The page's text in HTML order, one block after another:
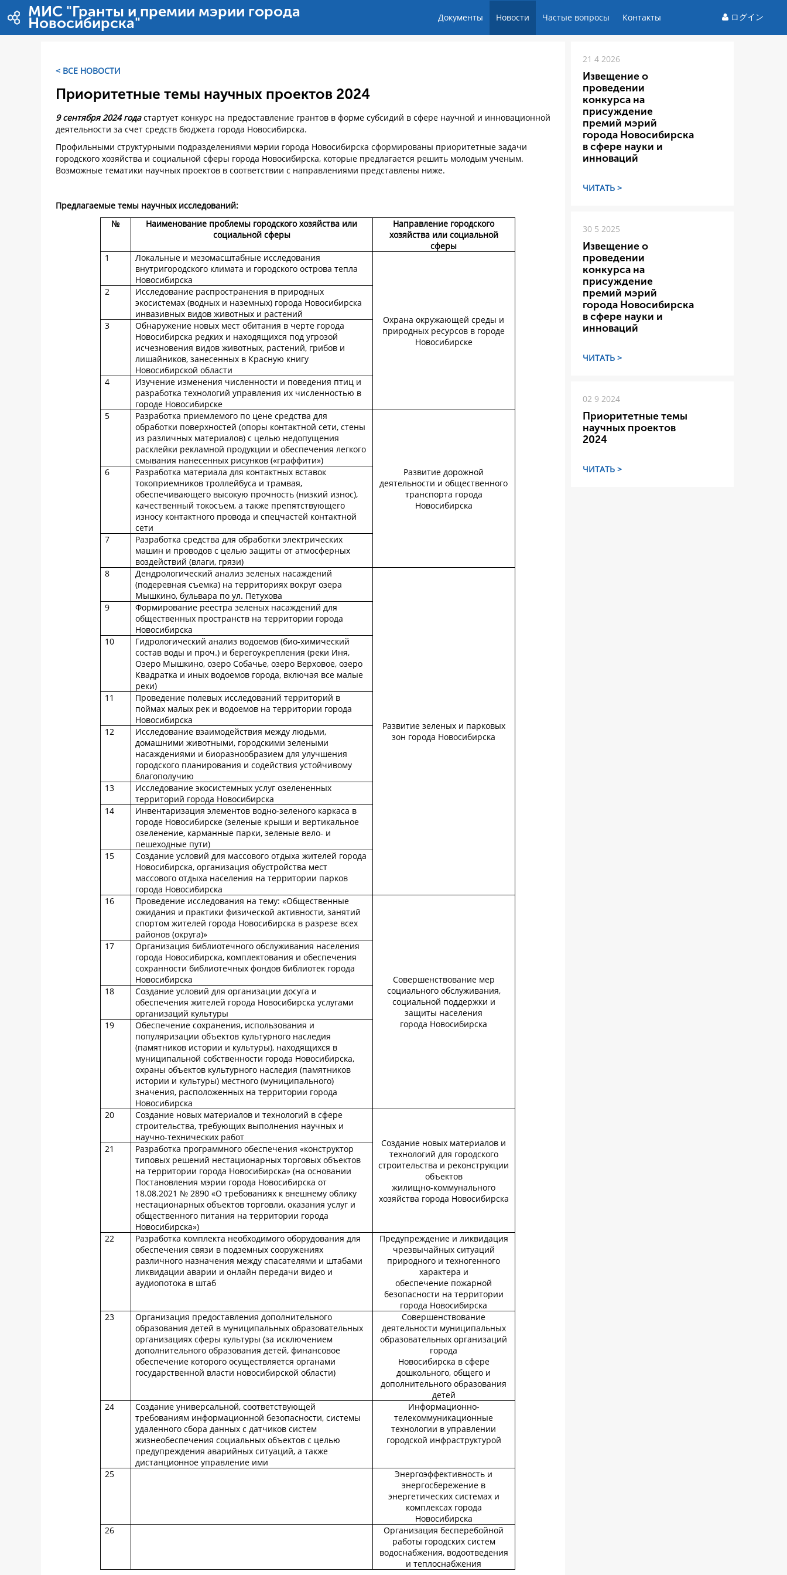
内容へスキップ
МИС "Гранты и премии мэрии города
Новосибирска" Документы Новости Частые вопросы Контакты ログイン
< ВСЕ НОВОСТИ
Приоритетные темы научных проектов 2024
9 сентября 2024 годастартует конкурс на предоставление грантов в форме субсидий в сфере научной и инновационной
деятельности за счет средств бюджета города Новосибирска.
Профильными структурными подразделениями мэрии города Новосибирска сформированы приоритетные задачи
городского хозяйства и социальной сферы города Новосибирска, которые предлагается решить молодым ученым.
Возможные тематики научных проектов в соответствии с направлениями представлены ниже.
Предлагаемые темы научных исследований:
№
Наименование проблемы городского хозяйства или
социальной сферы
Направление городского
хозяйства или социальной
сферы
1
Локальные и мезомасштабные исследования
внутригородского климата и городского острова тепла
Новосибирска
Охрана окружающей среды и
природных ресурсов в городе
Новосибирске
2
Исследование распространения в природных
экосистемах (водных и наземных) города Новосибирска
инвазивных видов животных и растений
3
Обнаружение новых мест обитания в черте города
Новосибирска редких и находящихся под угрозой
исчезновения видов животных, растений, грибов и
лишайников, занесенных в Красную книгу
Новосибирской области
4
Изучение изменения численности и поведения птиц и
разработка технологий управления их численностью в
городе Новосибирске
5
Разработка приемлемого по цене средства для
обработки поверхностей (опоры контактной сети, стены
из различных материалов) с целью недопущения
расклейки рекламной продукции и обеспечения легкого
смывания нанесенных рисунков («граффити»)
Развитие дорожной
деятельности и общественного
транспорта города
Новосибирска
6
Разработка материала для контактных вставок
токоприемников троллейбуса и трамвая,
обеспечивающего высокую прочность (низкий износ),
качественный токосъем, а также препятствующего
износу контактного провода и спецчастей контактной
сети
7
Разработка средства для обработки электрических
машин и проводов с целью защиты от атмосферных
воздействий (влаги, грязи)
8
Дендрологический анализ зеленых насаждений
(подеревная съемка) на территориях вокруг озера
Мышкино, бульвара по ул. Петухова
Развитие зеленых и парковых
зон города Новосибирска
9
Формирование реестра зеленых насаждений для
общественных пространств на территории города
Новосибирска
10
Гидрологический анализ водоемов (био-химический
состав воды и проч.) и берегоукрепления (реки Иня,
Озеро Мышкино, озеро Собачье, озеро Верховое, озеро
Квадратка и иных водоемов города, включая все малые
реки)
11
Проведение полевых исследований территорий в
поймах малых рек и водоемов на территории города
Новосибирска
12
Исследование взаимодействия между людьми,
домашними животными, городскими зелеными
насаждениями и биоразнообразием для улучшения
городского планирования и содействия устойчивому
благополучию
13
Исследование экосистемных услуг озелененных
территорий города Новосибирска
14
Инвентаризация элементов водно-зеленого каркаса в
городе Новосибирске (зеленые крыши и вертикальное
озеленение, карманные парки, зеленые вело- и
пешеходные пути)
15
Создание условий для массового отдыха жителей города
Новосибирска, организация обустройства мест
массового отдыха населения на территории парков
города Новосибирска
16
Проведение исследования на тему: «Общественные
ожидания и практики физической активности, занятий
спортом жителей города Новосибирска в разрезе всех
районов (округа)»
Совершенствование мер
социального обслуживания,
социальной поддержки и
защиты населения
города Новосибирска
17
Организация библиотечного обслуживания населения
города Новосибирска, комплектования и обеспечения
сохранности библиотечных фондов библиотек города
Новосибирска
18
Создание условий для организации досуга и
обеспечения жителей города Новосибирска услугами
организаций культуры
19
Обеспечение сохранения, использования и
популяризации объектов культурного наследия
(памятников истории и культуры), находящихся в
муниципальной собственности города Новосибирска,
охраны объектов культурного наследия (памятников
истории и культуры) местного (муниципального)
значения, расположенных на территории города
Новосибирска
20
Создание новых материалов и технологий в сфере
строительства, требующих выполнения научных и
научно-технических работ
Создание новых материалов и
технологий для городского
строительства и реконструкции
объектов
жилищно-коммунального
хозяйства города Новосибирска
21
Разработка программного обеспечения «конструктор
типовых решений нестационарных торговых объектов
на территории города Новосибирска» (на основании
Постановления мэрии города Новосибирска от
18.08.2021 № 2890 «О требованиях к внешнему облику
нестационарных объектов торговли, оказания услуг и
общественного питания на территории города
Новосибирска»)
22
Разработка комплекта необходимого оборудования для
обеспечения связи в подземных сооружениях
различного назначения между спасателями и штабами
ликвидации аварии и онлайн передачи видео и
аудиопотока в штаб
Предупреждение и ликвидация
чрезвычайных ситуаций
природного и техногенного
характера и
обеспечение пожарной
безопасности на территории
города Новосибирска
23
Организация предоставления дополнительного
образования детей в муниципальных образовательных
организациях сферы культуры (за исключением
дополнительного образования детей, финансовое
обеспечение которого осуществляется органами
государственной власти новосибирской области)
Совершенствование
деятельности муниципальных
образовательных организаций
города
Новосибирска в сфере
дошкольного, общего и
дополнительного образования
детей
24
Создание универсальной, соответствующей
требованиям информационной безопасности, системы
удаленного сбора данных с датчиков систем
жизнеобеспечения социальных объектов с целью
предупреждения аварийных ситуаций, а также
дистанционное управление ими
Информационно-
телекоммуникационные
технологии в управлении
городской инфраструктурой
25
Энергоэффективность и
энергосбережение в
энергетических системах и
комплексах города
Новосибирска
26
Организация бесперебойной
работы городских систем
водоснабжения, водоотведения
и теплоснабжения
21 4 2026
Извещение о
проведении
конкурса на
присуждение
премий мэрий
города Новосибирска
в сфере науки и
инноваций
ЧИТАТЬ >
30 5 2025
Извещение о
проведении
конкурса на
присуждение
премий мэрий
города Новосибирска
в сфере науки и
инноваций
ЧИТАТЬ >
02 9 2024
Приоритетные темы
научных проектов
2024
ЧИТАТЬ >